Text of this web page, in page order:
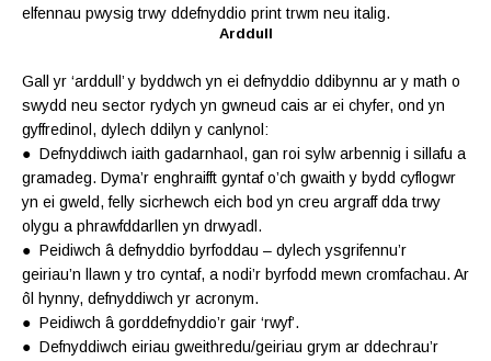
elfennau pwysig trwy ddefnyddio print trwm neu italig.
Arddull
Gall yr ‘arddull’ y byddwch yn ei defnyddio ddibynnu ar y math o
swydd neu sector rydych yn gwneud cais ar ei chyfer, ond yn
gyffredinol, dylech ddilyn y canlynol:
● Defnyddiwch iaith gadarnhaol, gan roi sylw arbennig i sillafu a
gramadeg. Dyma’r enghraifft gyntaf o’ch gwaith y bydd cyflogwr
yn ei gweld, felly sicrhewch eich bod yn creu argraff dda trwy
olygu a phrawfddarllen yn drwyadl.
● Peidiwch â defnyddio byrfoddau – dylech ysgrifennu’r
geiriau’n llawn y tro cyntaf, a nodi’r byrfodd mewn cromfachau. Ar
ôl hynny, defnyddiwch yr acronym.
● Peidiwch â gorddefnyddio’r gair ‘rwyf’.
● Defnyddiwch eiriau gweithredu/geiriau grym ar ddechrau’r